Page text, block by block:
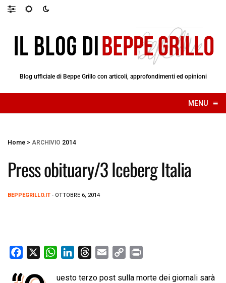
Blog ufficiale di Beppe Grillo con articoli, approfondimenti ed opinioni
MENU ≡
☰
Home > ARCHIVIO 2014
Press obituary/3 Iceberg Italia
BEPPEGRILLO.IT - OTTOBRE 6, 2014
c
W
a
n
r
a
p
i
uesto terzo post sulla morte dei giornali sarà